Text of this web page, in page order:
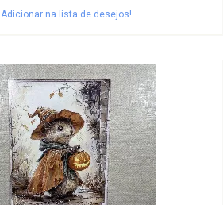
Adicionar na lista de desejos!